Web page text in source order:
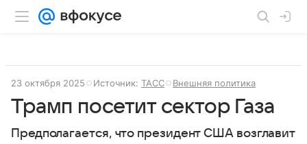
23 октября 2025 Источник: ТАСС Внешняя политика
Трамп посетит сектор Газа
Предполагается, что президент США возглавит